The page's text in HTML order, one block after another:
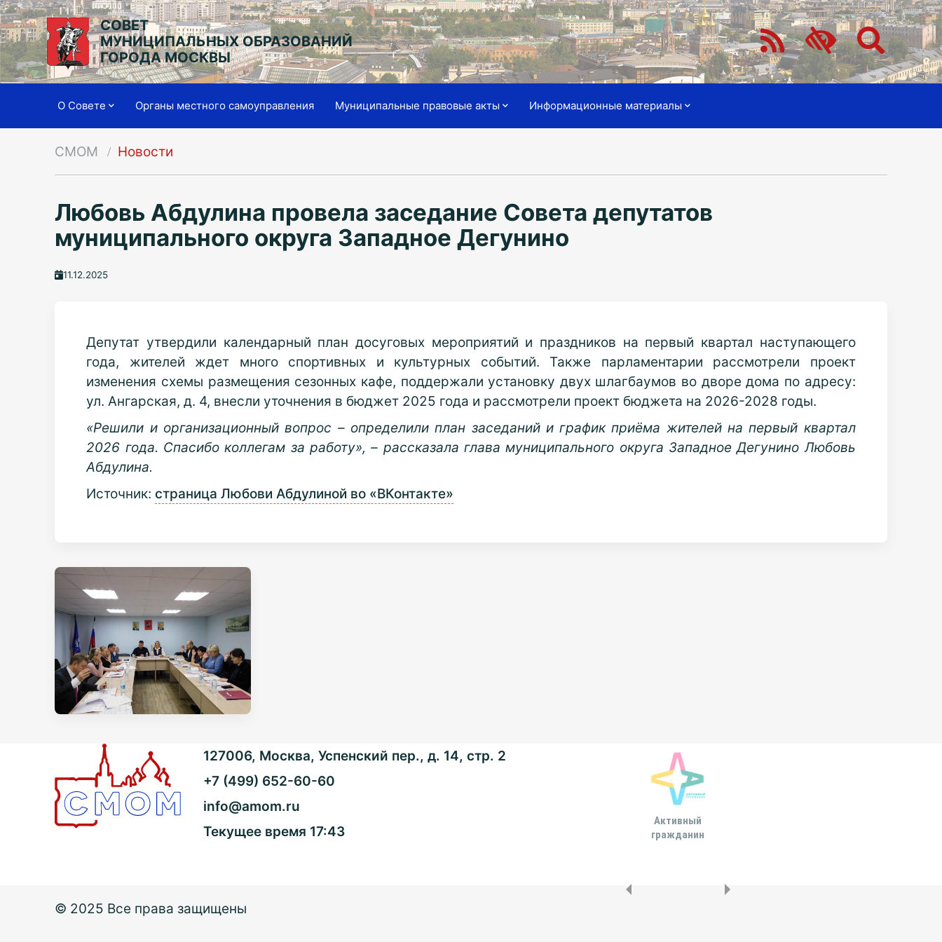
СОВЕТ
МУНИЦИПАЛЬНЫХ ОБРАЗОВАНИЙ
ГОРОДА МОСКВЫ
О Совете Органы местного самоуправления Муниципальные правовые акты Информационные материалы
СМОМ Новости
Любовь Абдулина провела заседание Совета депутатов
муниципального округа Западное Дегунино
11.12.2025
Депутат утвердили календарный план досуговых мероприятий и праздников на первый квартал наступающего
года, жителей ждет много спортивных и культурных событий. Также парламентарии рассмотрели проект
изменения схемы размещения сезонных кафе, поддержали установку двух шлагбаумов во дворе дома по адресу:
ул. Ангарская, д. 4, внесли уточнения в бюджет 2025 года и рассмотрели проект бюджета на 2026-2028 годы.
«Решили и организационный вопрос – определили план заседаний и график приёма жителей на первый квартал
2026 года. Спасибо коллегам за работу», – рассказала глава муниципального округа Западное Дегунино Любовь
Абдулина.
Источник: страница Любови Абдулиной во «ВКонтакте»
127006, Москва, Успенский пер., д. 14, стр. 2
+7 (499) 652-60-60
info@amom.ru
Текущее время 17:43
Активный
гражданин
© 2025 Все права защищены